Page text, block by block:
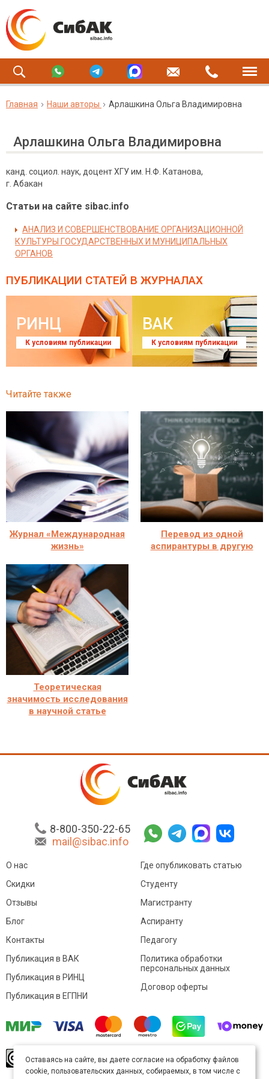
Главная Наши авторы Арлашкина Ольга Владимировна
Арлашкина Ольга Владимировна
канд. социол. наук, доцент ХГУ им. Н.Ф. Катанова,
г. Абакан
Статьи на сайте sibac.info
АНАЛИЗ И СОВЕРШЕНСТВОВАНИЕ ОРГАНИЗАЦИОННОЙ
КУЛЬТУРЫ ГОСУДАРСТВЕННЫХ И МУНИЦИПАЛЬНЫХ
ОРГАНОВ
ПУБЛИКАЦИИ СТАТЕЙ В ЖУРНАЛАХ
РИНЦ
К условиям публикации
ВАК
К условиям публикации
Читайте также
Журнал «Международная
жизнь»
Перевод из одной
аспирантуры в другую
Теоретическая
значимость исследования
в научной статье
8-800-350-22-65
mail@sibac.info
О нас
Скидки
Отзывы
Блог
Контакты
Где опубликовать статью
Студенту
Магистранту
Аспиранту
Педагогу
Публикация в ВАК
Публикация в РИНЦ
Публикация в ЕГПНИ
Политика обработки
персональных данных
Договор оферты
произведение доступно полицензии Creative
Commons «Attribution» («Атрибуция») 4.0
Оставаясь на сайте, вы даете согласие на обработку файлов
cookie, пользовательских данных, собираемых, в том числе с